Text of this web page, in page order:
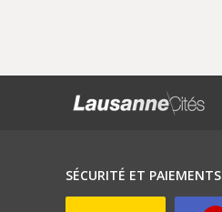
SÉCURITÉ ET PAIEMENTS